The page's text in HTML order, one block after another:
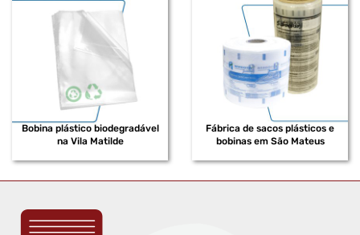
FABRICANTE DE BOBINAS PLÁSTICAS DE BAIXA DENSIDADE
FABRICANTE DE BOBINAS PLÁSTICAS EM POLIETILENO DE BAIXA
FABRICANTE DE BOBINAS PLÁSTICAS IMPRESSAS
FABRICANTE DE BOBINAS PLÁSTICAS RECICLADAS
FABRICANTE DE EMBALAGENS SHRINK
FABRICANTE DE SACOS PLÁSTICOS EM EVA
Bobina plástico biodegradável
na Vila Matilde
Fábrica de sacos plásticos e
bobinas em São Mateus